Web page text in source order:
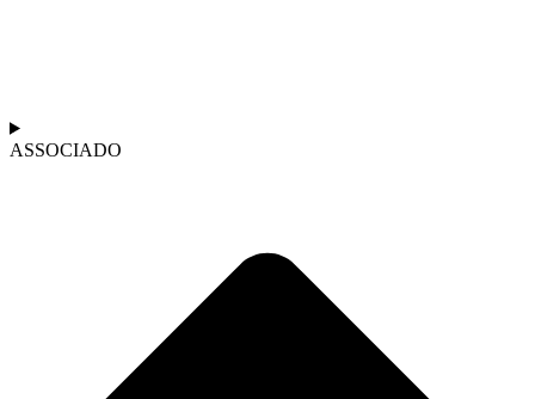
ASSOCIADO